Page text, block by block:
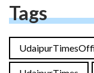
Tags